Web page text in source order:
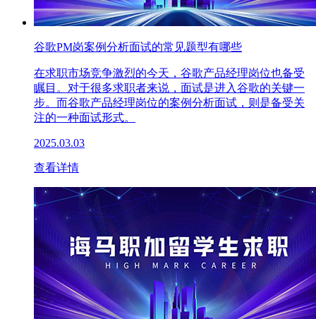
谷歌PM岗案例分析面试的常见题型有哪些
在求职市场竞争激烈的今天，谷歌产品经理岗位也备受
瞩目。对于很多求职者来说，面试是进入谷歌的关键一
步。而谷歌产品经理岗位的案例分析面试，则是备受关
注的一种面试形式。
2025.03.03
查看详情